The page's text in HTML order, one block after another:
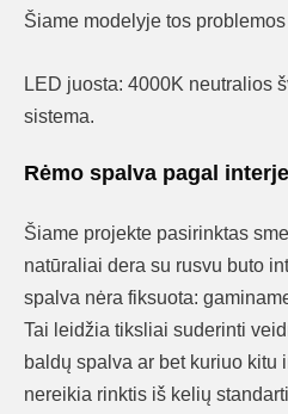
Šiame modelyje tos problemos
LED juosta: 4000K neutralios
sistema.
Rėmo spalva pagal
Šiame projekte pasirinktas
natūraliai dera su rusvu buto
spalva nėra fiksuota:
Tai leidžia tiksliai suderinti
baldų spalva ar bet kuriuo
nereikia rinktis iš kelių